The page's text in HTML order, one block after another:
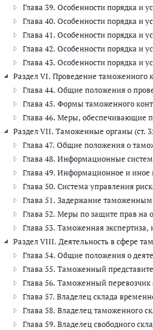
Глава 39. Особенности порядка и
Глава 40. Особенности порядка и
Глава 41. Особенности порядка и
Глава 42. Особенности порядка и
Глава 43. Особенности порядка и
Раздел VI. Проведение таможенного
Глава 44. Общие положения о
Глава 45. Формы таможенного
Глава 46. Меры, обеспечивающие
Раздел VII. Таможенные органы (ст.
Глава 47. Общие положения о
Глава 48. Информационные
Глава 49. Информационное и иное
Глава 50. Система управления
Глава 51. Задержание
Глава 52. Меры по защите прав на
Глава 53. Таможенная
Раздел VIII. Деятельность в сфере
Глава 54. Общие положения о
Глава 55. Таможенный
Глава 56. Таможенный перевозчик
Глава 57. Владелец склада
Глава 58. Владелец таможенного
Глава 59. Владелец свободного